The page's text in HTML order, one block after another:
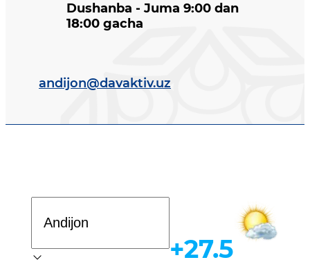
Dushanba - Juma 9:00 dan
18:00 gacha
andijon@davaktiv.uz
Ob-havo
+27.5